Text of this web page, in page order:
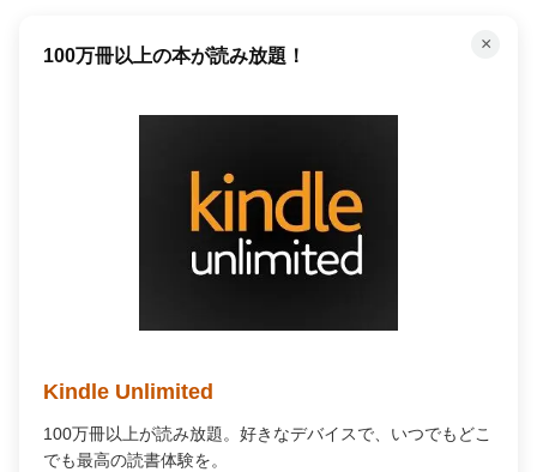
×
100万冊以上の本が読み放題！
Kindle Unlimited
100万冊以上が読み放題。好きなデバイスで、いつでもどこ
でも最高の読書体験を。